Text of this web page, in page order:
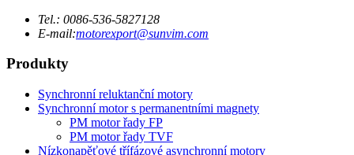
Tel.: 0086-536-5827128
E-mail:motorexport@sunvim.com
Produkty
Synchronní reluktanční motory
Synchronní motor s permanentními magnety
PM motor řady FP
PM motor řady TVF
Nízkonapěťové třífázové asynchronní motory